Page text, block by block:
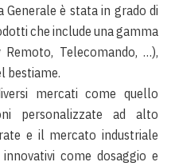
è stata in grado di
che include una gamma
Telecomando, …),
bestiame.
mercati come quello
personalizzate ad alto
e il mercato industriale
come dosaggio e